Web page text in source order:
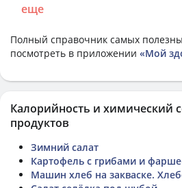
еще
Полный справочник самых
посмотреть в приложении «Мой
Калорийность и химический
продуктов
Зимний салат
Картофель с грибами и
Машин хлеб на закваске.